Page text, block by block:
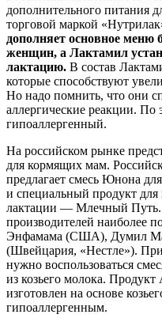
дополнительного питания
торговой маркой
дополняет основное
женщин, а Лактамил
лактацию. В состав
которые способствуют
Но надо помнить, что они
аллергические реакции.
гипоаллергенный.
На российском рынке
для кормящих мам.
предлагает смесь Юнона
и специальный продукт
лактации — Млечный Путь.
производителей наиболее
Энфамама (США), Думил
(Швейцария, «Нестле»).
нужно воспользоваться
из козьего молока.
изготовлен на основе
гипоаллергенным.